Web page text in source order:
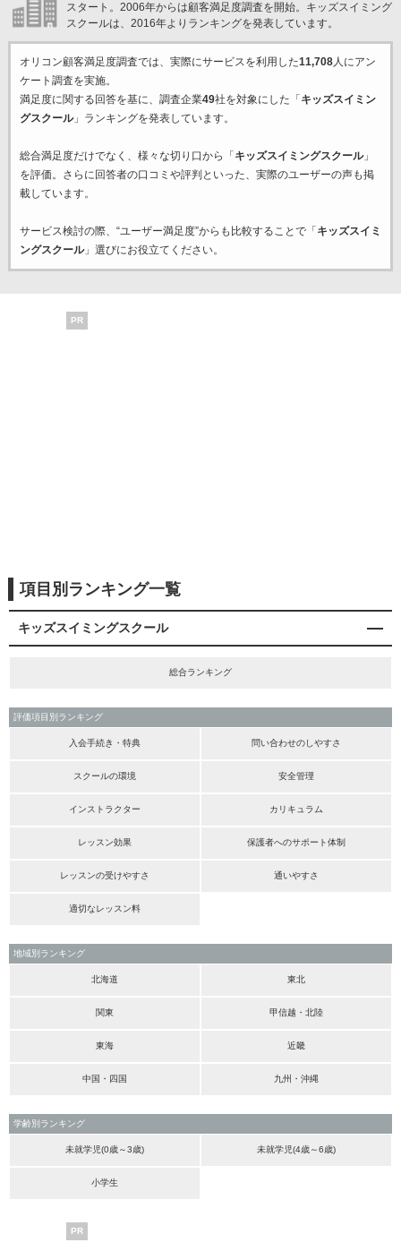
スタート。2006年からは顧客満足度調査を開始。キッズスイミング
スクールは、2016年よりランキングを発表しています。
オリコン顧客満足度調査では、実際にサービスを利用した11,708人にアン
ケート調査を実施。
満足度に関する回答を基に、調査企業49社を対象にした「 キッズスイミン
グスクール」ランキングを発表しています。
総合満足度だけでなく、様々な切り口から「 キッズスイミングスクール」
を評価。さらに回答者の口コミや評判といった、実際のユーザーの声も掲
載しています。
サービス検討の際、“ユーザー満足度”からも比較することで「 キッズスイミ
ングスクール」選びにお役立てください。
PR
項目別ランキング一覧
キッズスイミングスクール
総合ランキング
評価項目別ランキング
入会手続き・特典 問い合わせのしやすさ
スクールの環境 安全管理
インストラクター カリキュラム
レッスン効果 保護者へのサポート体制
レッスンの受けやすさ 通いやすさ
適切なレッスン料
地域別ランキング
北海道 東北
関東 甲信越・北陸
東海 近畿
中国・四国 九州・沖縄
学齢別ランキング
未就学児(0歳～3歳) 未就学児(4歳～6歳)
小学生
PR